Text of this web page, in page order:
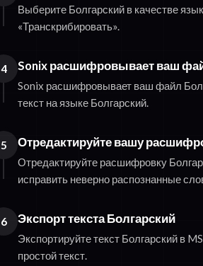
Выберите Болгарский в качестве
«Транскрибировать».
4 Sonix расшифровывает ваш
Sonix расшифровывает ваш файл
текст на языке Болгарский.
5 Отредактируйте вашу
Отредактируйте расшифровку
исправить неверно распознанные
6 Экспорт текста Болгарский
Экспортируйте текст Болгарский в
простой текст.